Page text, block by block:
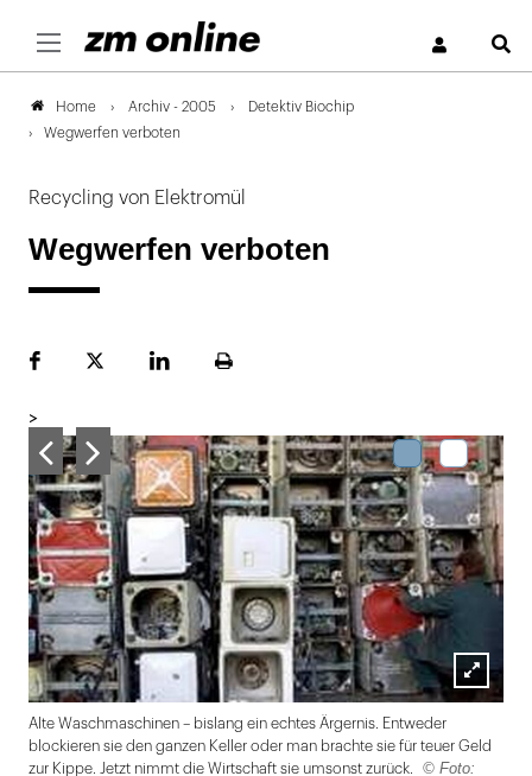
Home Archiv - 2005
Detektiv Biochip
Wegwerfen verboten
Recycling von Elektromül
Wegwerfen verboten
FacebookPlattformLinekdInSeite
>
Lightbox
Alte Waschmaschinen – bislang ein echtes Ärgernis. Entweder
blockieren sie den ganzen Keller oder man brachte sie für teuer Geld
zur Kippe. Jetzt nimmt die Wirtschaft sie umsonst zurück.
© Foto: